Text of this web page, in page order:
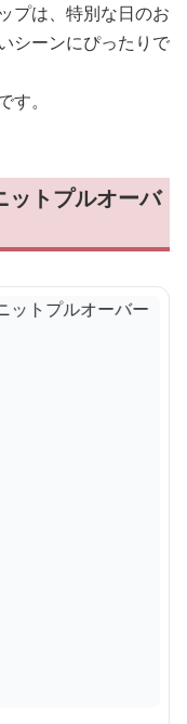
プは、特別な日のお
シーンにぴったりで
。
ットプルオーバ